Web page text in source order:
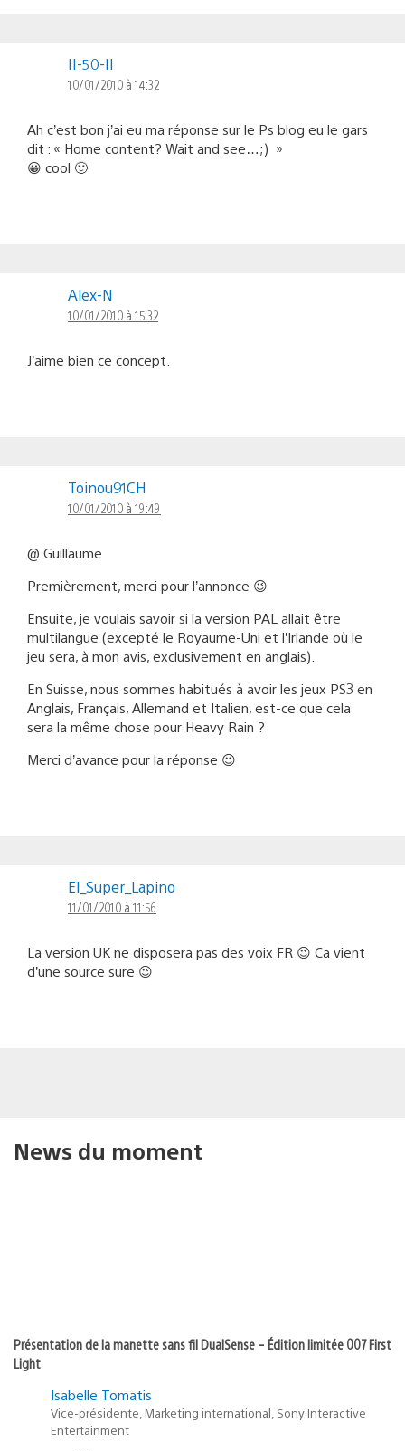
II-50-II
10/01/2010 à 14:32
Ah c’est bon j’ai eu ma réponse sur le Ps blog eu le gars
dit : « Home content? Wait and see…;) »
😀 cool 🙂
Alex-N
10/01/2010 à 15:32
J’aime bien ce concept.
Toinou91CH
10/01/2010 à 19:49
@ Guillaume
Premièrement, merci pour l’annonce 😉
Ensuite, je voulais savoir si la version PAL allait être
multilangue (excepté le Royaume-Uni et l’Irlande où le
jeu sera, à mon avis, exclusivement en anglais).
En Suisse, nous sommes habitués à avoir les jeux PS3 en
Anglais, Français, Allemand et Italien, est-ce que cela
sera la même chose pour Heavy Rain ?
Merci d’avance pour la réponse 😉
El_Super_Lapino
11/01/2010 à 11:56
La version UK ne disposera pas des voix FR 😉 Ca vient
d’une source sure 😉
News du moment
Présentation de la manette sans fil DualSense – Édition limitée 007 First
Light
Isabelle Tomatis
Vice-présidente, Marketing international, Sony Interactive
Entertainment